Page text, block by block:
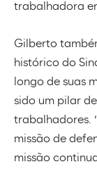
trabalhadora
Gilberto
histórico do
longo de suas
sido um pilar
trabalhadores.
missão de
missão